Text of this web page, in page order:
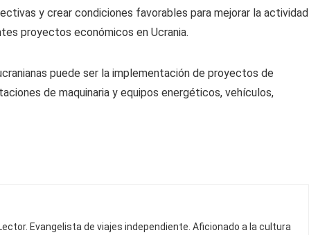
y crear condiciones favorables para mejorar la actividad
proyectos económicos en Ucrania.
puede ser la implementación de proyectos de
de maquinaria y equipos energéticos, vehículos,
Evangelista de viajes independiente. Aficionado a la cultura